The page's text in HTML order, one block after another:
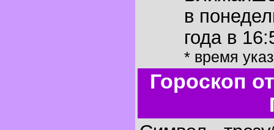
в
года в
* время
Гороскоп